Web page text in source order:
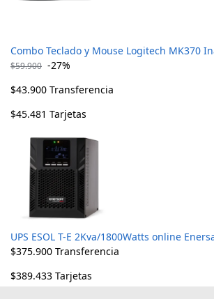
Combo Teclado y Mouse Logitech MK370
$59.900 -27%
$43.900 Transferencia
$45.481 Tarjetas
UPS ESOL T-E 2Kva/1800Watts online
$375.900 Transferencia
$389.433 Tarjetas